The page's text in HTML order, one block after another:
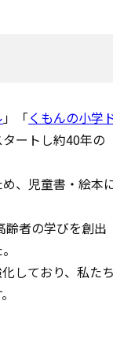
」「くもんの小学
ートし約40年の
、児童書・絵本
齢者の学びを創出
しており、私たち